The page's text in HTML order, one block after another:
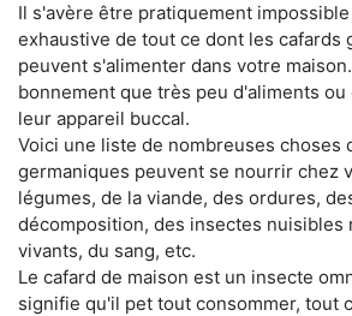
Il s'avère être pratiquement
exhaustive de tout ce dont les cafards
peuvent s'alimenter dans votre
bonnement que très peu d'aliments
leur appareil buccal.
Voici une liste de nombreuses choses
germaniques peuvent se nourrir chez
légumes, de la viande, des ordures,
décomposition, des insectes nuisibles
vivants, du sang, etc.
Le cafard de maison est un insecte
signifie qu'il pet tout consommer, tout